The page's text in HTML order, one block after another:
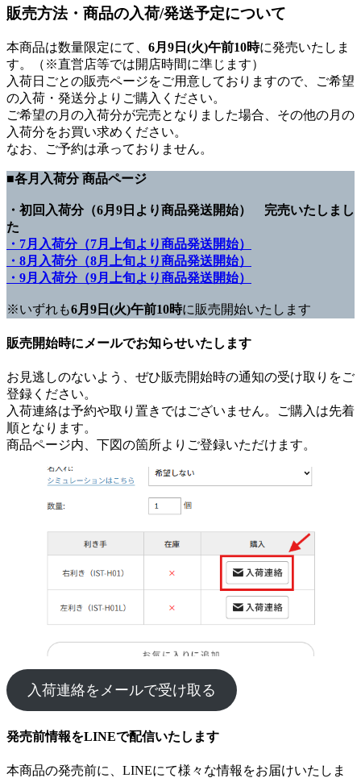
販売方法・商品の入荷/発送予定について
本商品は数量限定にて、 6月9日(火)午前10時に発売いたしま
す。（※直営店等では開店時間に準じます）
入荷日ごとの販売ページをご用意しておりますので、ご希望
の入荷・発送分よりご購入ください。
ご希望の月の入荷分が完売となりました場合、その他の月の
入荷分をお買い求めください。
なお、ご予約は承っておりません。
■各月入荷分 商品ページ
・初回入荷分（6月9日より商品発送開始） 完売いたしまし
た
・7月入荷分（7月上旬より商品発送開始）
・8月入荷分（8月上旬より商品発送開始）
・9月入荷分（9月上旬より商品発送開始）
※いずれも6月9日(火)午前10時に販売開始いたします
販売開始時にメールでお知らせいたします
お見逃しのないよう、ぜひ販売開始時の通知の受け取りをご
登録ください。
入荷連絡は予約や取り置きではございません。ご購入は先着
順となります。
商品ページ内、下図の箇所よりご登録いただけます。
入荷連絡をメールで受け取る
発売前情報をLINEで配信いたします
本商品の発売前に、LINEにて様々な情報をお届けいたしま